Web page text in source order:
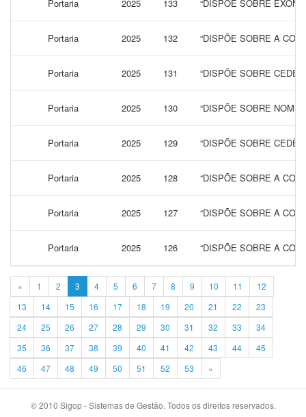
Portaria 2025 133 “DISPÕE SOBRE
Portaria 2025 132 “DISPÕE SOBRE A
Portaria 2025 131 “DISPÕE SOBRE
Portaria 2025 130 “DISPÕE SOBRE
Portaria 2025 129 “DISPÕE SOBRE
Portaria 2025 128 “DISPÕE SOBRE A
Portaria 2025 127 “DISPÕE SOBRE A
Portaria 2025 126 “DISPÕE SOBRE A
« 1 2 3 4 5 6 7 8 9 10 11
12
13
14 15 16 17 18 19 20 21 22
23
24
25 26 27 28 29 30 31 32 33
34
35
36 37 38 39 40 41 42 43 44
45
46
47 48 49 50 51 52 53 »
© 2010 Sigop - Sistemas de Gestão. Todos os direitos reservados.